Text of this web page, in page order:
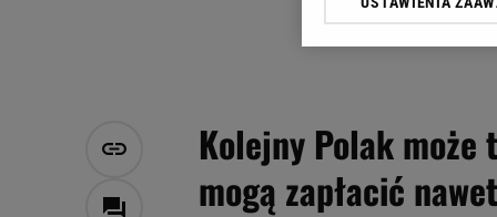
Kolejny Polak może
mogą zapłacić
Klikając „Akceptuję”
Zaufanych Partnerów i
My, nasi Zaufani
Użycie dokładnych
Przechowywanie